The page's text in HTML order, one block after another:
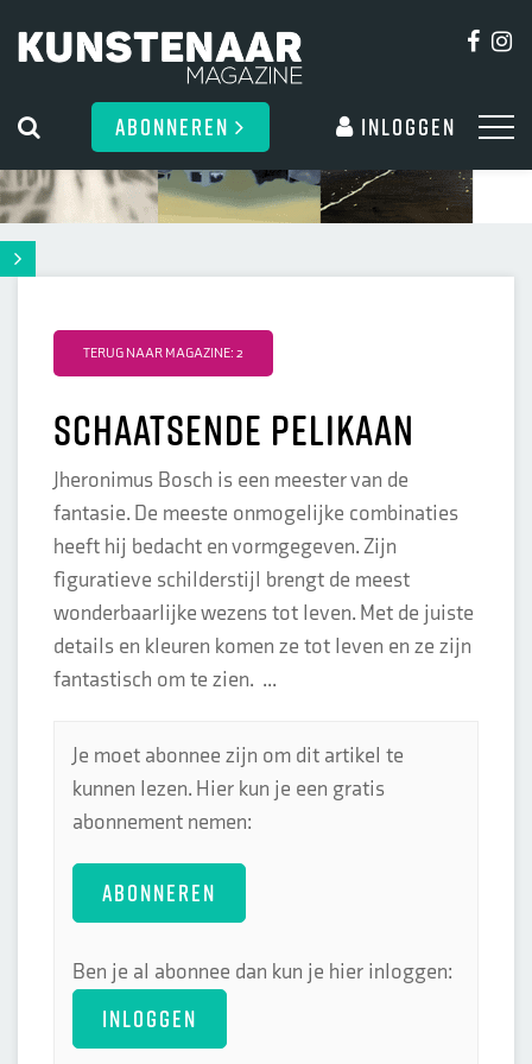
ABONNEREN Inloggen
TERUG NAAR MAGAZINE: 2
Schaatsende pelikaan
Jheronimus Bosch is een meester van de
fantasie. De meeste onmogelijke combinaties
heeft hij bedacht en vormgegeven. Zijn
figuratieve schilderstijl brengt de meest
wonderbaarlijke wezens tot leven. Met de juiste
details en kleuren komen ze tot leven en ze zijn
fantastisch om te zien. ...
Je moet abonnee zijn om dit artikel te
kunnen lezen. Hier kun je een gratis
abonnement nemen:
ABONNEREN
Ben je al abonnee dan kun je hier inloggen:
INLOGGEN